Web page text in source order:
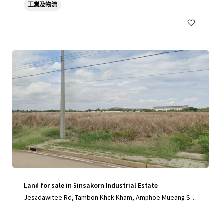
工業及物流
Land for sale in Sinsakorn Industrial Estate
Jesadawitee Rd, Tambon Khok Kham, Amphoe Mueang Sa